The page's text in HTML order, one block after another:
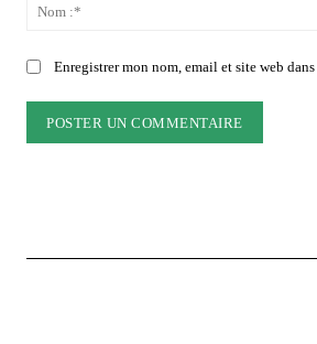
Enregistrer mon nom, email et site web